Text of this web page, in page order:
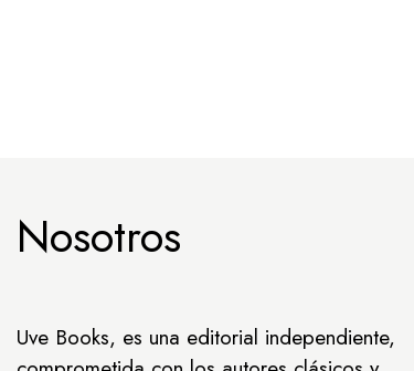
Nosotros
Uve Books, es una editorial independiente,